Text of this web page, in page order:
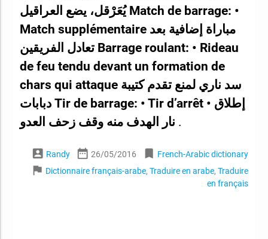
يُعَرْقل، يضع العراقيل Match de barrage: •
Match supplémentaire مباراة إضافية بعد
تعادل الفريقين Barrage roulant: • Rideau
de feu tendu devant un formation de
chars qui attaque سد ناري لمنع تقدم كتيبة
دبابات Tir de barrage: • Tir d’arrêt • إطلاق
نار الهدف منه وقف زحف العدو .
account_box Randy date_range 26/05/2016 bookmark French-Arabic dictionary
flag Dictionnaire français-arabe,Traduire en arabe,Traduire
en français